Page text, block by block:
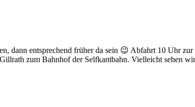
dann entsprechend früher da sein 😉 Abfahrt 10 Uhr
zum Bahnhof der Selfkantbahn. Vielleicht sehen